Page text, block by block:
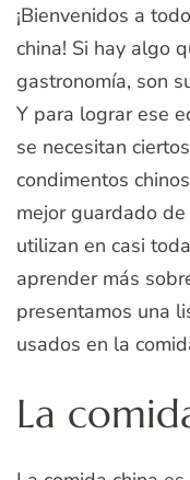
¡Bienvenidos a
china! Si hay algo
gastronomía, son
Y para lograr ese
se necesitan
condimentos
mejor guardado
utilizan en casi
aprender más
presentamos una
usados en la
La